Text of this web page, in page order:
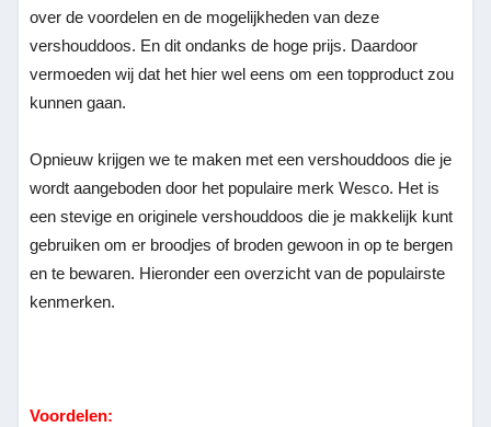
over de voordelen en de mogelijkheden van deze
vershouddoos. En dit ondanks de hoge prijs. Daardoor
vermoeden wij dat het hier wel eens om een topproduct zou
kunnen gaan.
Opnieuw krijgen we te maken met een vershouddoos die je
wordt aangeboden door het populaire merk Wesco. Het is
een stevige en originele vershouddoos die je makkelijk kunt
gebruiken om er broodjes of broden gewoon in op te bergen
en te bewaren. Hieronder een overzicht van de populairste
kenmerken.
Voordelen: